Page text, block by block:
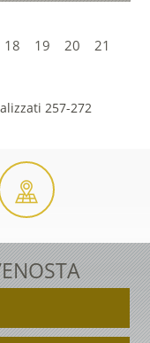
18 19 20
21
257-272